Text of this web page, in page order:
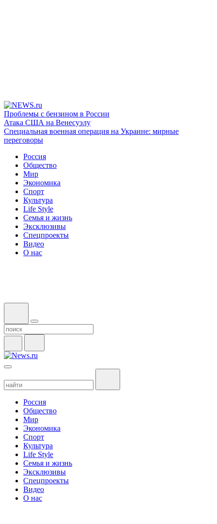
Проблемы с бензином в России
Атака США на Венесуэлу
Специальная военная операция на Украине: мирные
переговоры
Россия
Общество
Мир
Экономика
Спорт
Культура
Life Style
Семья и жизнь
Эксклюзивы
Спецпроекты
Видео
О нас
Россия
Общество
Мир
Экономика
Спорт
Культура
Life Style
Семья и жизнь
Эксклюзивы
Спецпроекты
Видео
О нас